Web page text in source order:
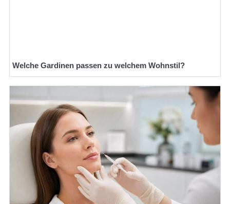
Welche Gardinen passen zu welchem Wohnstil?